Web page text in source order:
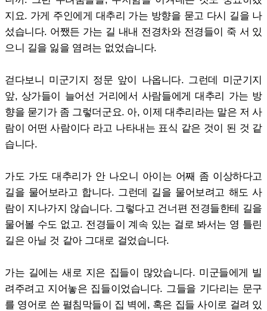
지요. 가게 주인에게 대추리 가는 방향을 묻고 다시 길을 나
섰습니다. 어쨌든 가는 길 내내 전경차와 전경들이 죽 서 있
으니 길을 잃을 염려는 없었습니다.
걷다보니 미군기지 정문 앞이 나옵니다. 그런데 미군기지
앞, 상가들이 늘어선 거리에서 사람들에게 대추리 가는 방
향을 묻기가 좀 그렇더군요. 아, 이제 대추리라는 말은 저 사
람이 어떤 사람이다 라고 나타내는 표식 같은 것이 된 것 같
습니다.
가도 가도 대추리가 안 나오니 아이는 어째 좀 이상하다고
길을 물어보라고 합니다. 그런데 길을 물어보려고 해도 사
람이 지나가지 않습니다. 그렇다고 건너편 전경들한테 길을
물어볼 수도 없고. 전경들이 계속 있는 걸로 봐서는 영 틀린
길은 아닐 것 같아 그대로 걸었습니다.
가는 길에는 새로 지은 집들이 많았습니다. 미군들에게 빌
려주려고 지어놓은 집들이었습니다. 그들을 기다리는 문구
를 영어로 쓴 펼침막들이 집 벽에, 혹은 집들 사이로 걸려 있